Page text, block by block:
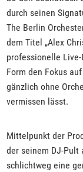
durch seinen
The Berlin
dem Titel „Alex
professionelle
Form den Fokus
gänzlich ohne
vermissen lässt.
Mittelpunkt der
der seinem DJ-Pult
schlichtweg eine